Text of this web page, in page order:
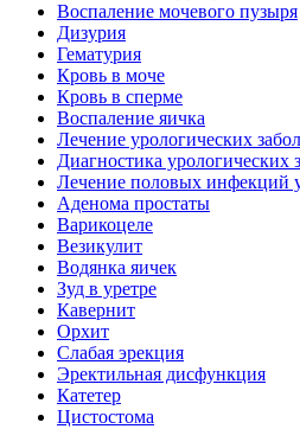
Воспаление мочевого пузыря
Дизурия
Гематурия
Кровь в моче
Кровь в сперме
Воспаление яичка
Лечение урологических
Диагностика урологических
Лечение половых инфекций
Аденома простаты
Варикоцеле
Везикулит
Водянка яичек
Зуд в уретре
Кавернит
Орхит
Слабая эрекция
Эректильная дисфункция
Катетер
Цистостома